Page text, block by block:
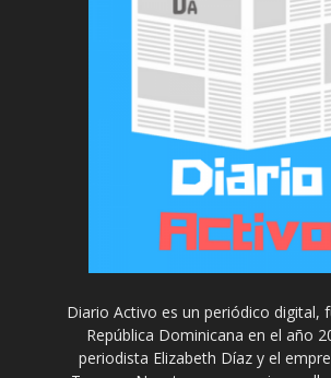
Diario Activo es un periódico digital,
República Dominicana en el año
periodista Elizabeth Díaz y el